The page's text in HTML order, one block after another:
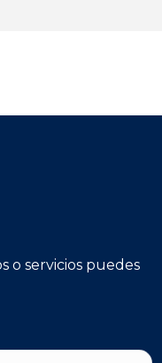
o servicios puedes